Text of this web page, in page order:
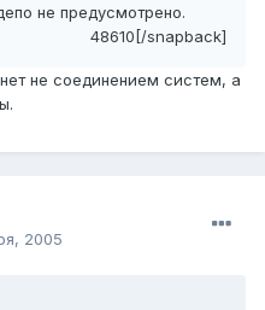
не предусмотрено.
48610[/snapback]
не соединением систем, а
2005